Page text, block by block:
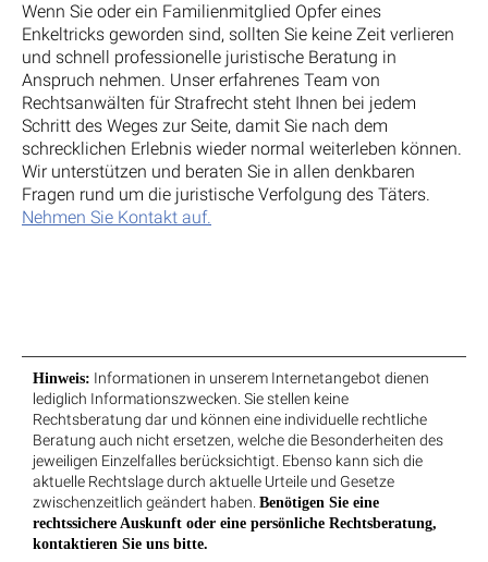
Wenn Sie oder ein Familienmitglied Opfer eines
Enkeltricks geworden sind, sollten Sie keine Zeit verlieren
und schnell professionelle juristische Beratung in
Anspruch nehmen. Unser erfahrenes Team von
Rechtsanwälten für Strafrecht steht Ihnen bei jedem
Schritt des Weges zur Seite, damit Sie nach dem
schrecklichen Erlebnis wieder normal weiterleben können.
Wir unterstützen und beraten Sie in allen denkbaren
Fragen rund um die juristische Verfolgung des Täters.
Nehmen Sie Kontakt auf.
Hinweis: Informationen in unserem Internetangebot dienen
lediglich Informationszwecken. Sie stellen keine
Rechtsberatung dar und können eine individuelle rechtliche
Beratung auch nicht ersetzen, welche die Besonderheiten des
jeweiligen Einzelfalles berücksichtigt. Ebenso kann sich die
aktuelle Rechtslage durch aktuelle Urteile und Gesetze
zwischenzeitlich geändert haben. Benötigen Sie eine
rechtssichere Auskunft oder eine persönliche Rechtsberatung,
kontaktieren Sie uns bitte.